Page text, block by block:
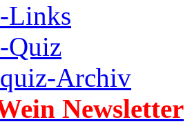
Links
Quiz
Archiv
Newsletter